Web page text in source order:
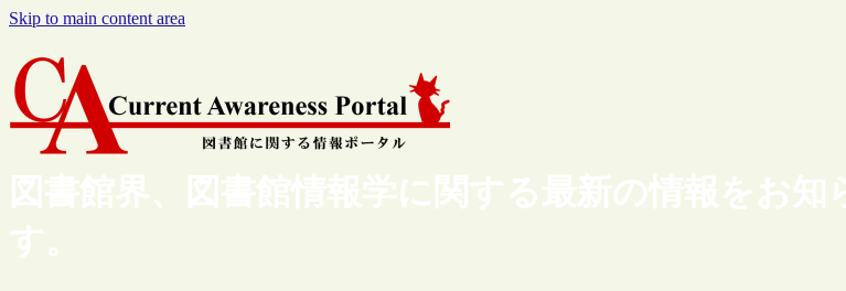
Skip to main content area
図書館界、図書館情報学に関する最新の情報をお
す。